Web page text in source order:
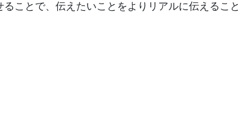
ことで、伝えたいことをよりリアルに伝えること